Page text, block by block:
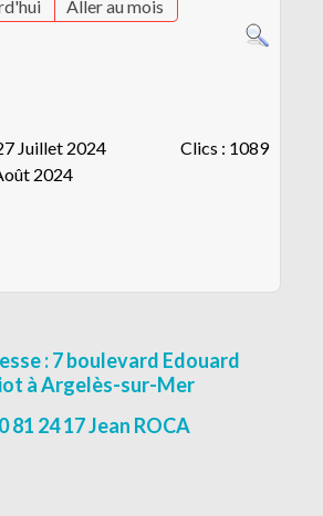
Aller au mois
Juillet 2024
2024
Clics : 1089
: 7 boulevard Edouard
à Argelès-sur-Mer
81 24 17 Jean ROCA